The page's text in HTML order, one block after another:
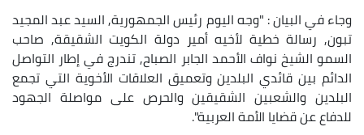
وجاء في البيان : "وجه اليوم رئيس الجمهورية, السيد عبد المجيد
تبون, رسالة خطية لأخيه أمير دولة الكويت الشقيقة, صاحب
السمو الشيخ نواف الأحمد الجابر الصباح, تندرج في إطار التواصل
الدائم بين قائدي البلدين وتعميق العلاقات الأخوية التي تجمع
البلدين والشعبين الشقيقين والحرص على مواصلة الجهود
للدفاع عن قضايا الأمة العربية".